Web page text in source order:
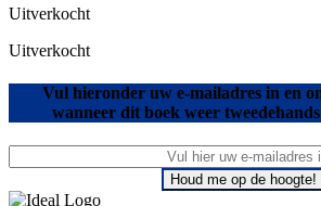
Uitverkocht
Uitverkocht
Vul hieronder uw e-mailadres in en
wanneer dit boek weer
Houd me op de hoogte!